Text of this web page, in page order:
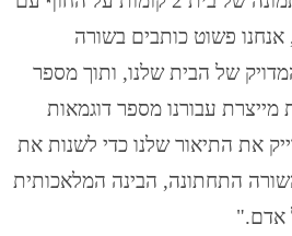
פשוט כותבים בשורה
של הבית שלנו, ותוך מספר
מייצרת עבורנו מספר דוגמאות
את התיאור שלנו כדי לשנות את
התחתונה, הבינה המלאכותית
אדם."